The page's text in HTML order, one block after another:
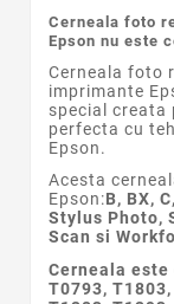
Cerneala foto
Epson nu este
Cerneala foto
imprimante
special
perfecta cu
Epson.
Acesta
Epson:B, BX,
Stylus Photo,
Scan si
Cerneala
T0793,